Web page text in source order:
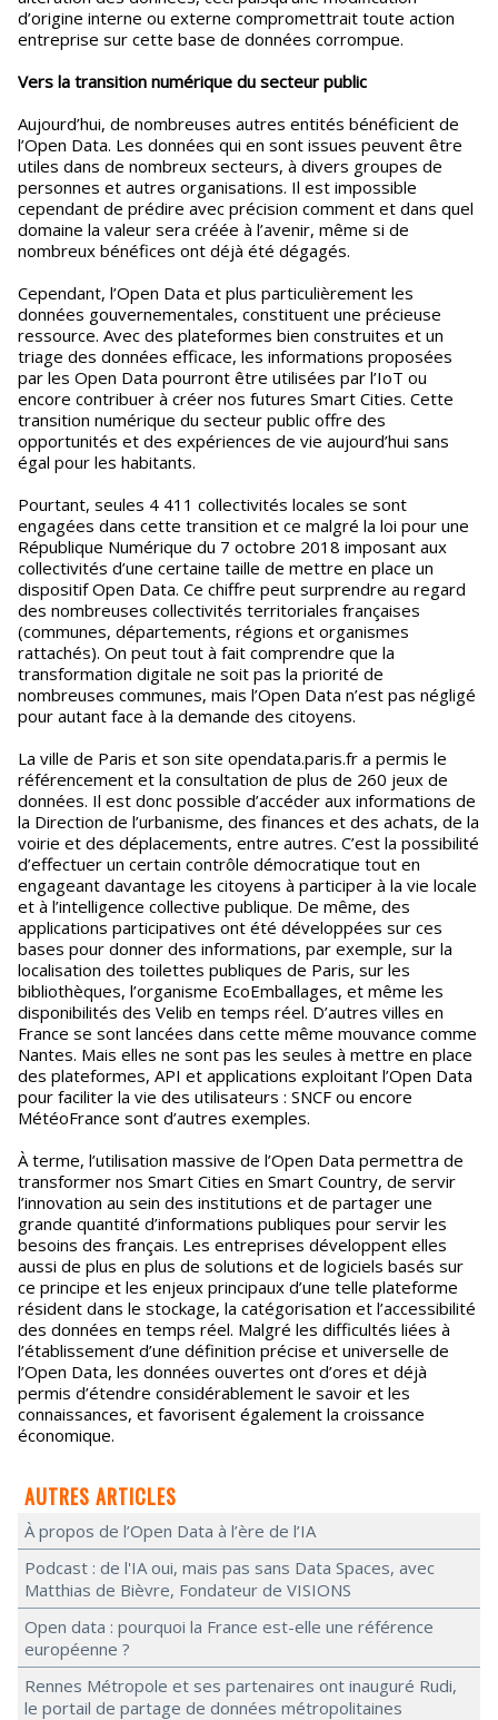
d’origine interne ou externe compromettrait toute action
entreprise sur cette base de données corrompue.
Vers la transition numérique du secteur public
Aujourd’hui, de nombreuses autres entités bénéficient de
l’Open Data. Les données qui en sont issues peuvent être
utiles dans de nombreux secteurs, à divers groupes de
personnes et autres organisations. Il est impossible
cependant de prédire avec précision comment et dans quel
domaine la valeur sera créée à l’avenir, même si de
nombreux bénéfices ont déjà été dégagés.
Cependant, l’Open Data et plus particulièrement les
données gouvernementales, constituent une précieuse
ressource. Avec des plateformes bien construites et un
triage des données efficace, les informations proposées
par les Open Data pourront être utilisées par l’IoT ou
encore contribuer à créer nos futures Smart Cities. Cette
transition numérique du secteur public offre des
opportunités et des expériences de vie aujourd’hui sans
égal pour les habitants.
Pourtant, seules 4 411 collectivités locales se sont
engagées dans cette transition et ce malgré la loi pour une
République Numérique du 7 octobre 2018 imposant aux
collectivités d’une certaine taille de mettre en place un
dispositif Open Data. Ce chiffre peut surprendre au regard
des nombreuses collectivités territoriales françaises
(communes, départements, régions et organismes
rattachés). On peut tout à fait comprendre que la
transformation digitale ne soit pas la priorité de
nombreuses communes, mais l’Open Data n’est pas négligé
pour autant face à la demande des citoyens.
La ville de Paris et son site opendata.paris.fr a permis le
référencement et la consultation de plus de 260 jeux de
données. Il est donc possible d’accéder aux informations de
la Direction de l’urbanisme, des finances et des achats, de la
voirie et des déplacements, entre autres. C’est la possibilité
d’effectuer un certain contrôle démocratique tout en
engageant davantage les citoyens à participer à la vie locale
et à l’intelligence collective publique. De même, des
applications participatives ont été développées sur ces
bases pour donner des informations, par exemple, sur la
localisation des toilettes publiques de Paris, sur les
bibliothèques, l’organisme EcoEmballages, et même les
disponibilités des Velib en temps réel. D’autres villes en
France se sont lancées dans cette même mouvance comme
Nantes. Mais elles ne sont pas les seules à mettre en place
des plateformes, API et applications exploitant l’Open Data
pour faciliter la vie des utilisateurs : SNCF ou encore
MétéoFrance sont d’autres exemples.
À terme, l’utilisation massive de l’Open Data permettra de
transformer nos Smart Cities en Smart Country, de servir
l’innovation au sein des institutions et de partager une
grande quantité d’informations publiques pour servir les
besoins des français. Les entreprises développent elles
aussi de plus en plus de solutions et de logiciels basés sur
ce principe et les enjeux principaux d’une telle plateforme
résident dans le stockage, la catégorisation et l’accessibilité
des données en temps réel. Malgré les difficultés liées à
l’établissement d’une définition précise et universelle de
l’Open Data, les données ouvertes ont d’ores et déjà
permis d’étendre considérablement le savoir et les
connaissances, et favorisent également la croissance
économique.
AUTRES ARTICLES
À propos de l’Open Data à l’ère de l’IA
Podcast : de l'IA oui, mais pas sans Data Spaces, avec
Matthias de Bièvre, Fondateur de VISIONS
Open data : pourquoi la France est-elle une référence
européenne ?
Rennes Métropole et ses partenaires ont inauguré Rudi,
le portail de partage de données métropolitaines